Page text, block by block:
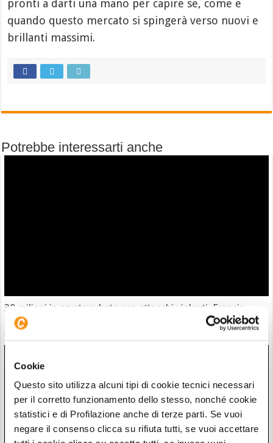
Cookie
Questo sito utilizza alcuni tipi di cookie tecnici necessari
per il corretto funzionamento dello stesso, nonché cookie
statistici e di Profilazione anche di terze parti. Se vuoi
negare il consenso clicca su rifiuta tutti, se vuoi accettare
pronti a darti una mano per capire se, come e
quando questo mercato si spingerà verso nuovi e
brillanti massimi.
Potrebbe interessarti anche
30 milioni in crypto rubate con attacchi violenti. Francia
guida classifica della vergogna